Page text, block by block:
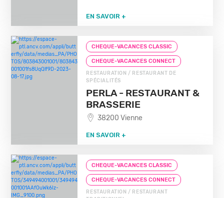
EN SAVOIR +
CHEQUE-VACANCES CLASSIC
CHEQUE-VACANCES CONNECT
RESTAURATION / RESTAURANT DE
SPÉCIALITÉS
PERLA - RESTAURANT &
BRASSERIE
38200 Vienne
EN SAVOIR +
CHEQUE-VACANCES CLASSIC
CHEQUE-VACANCES CONNECT
RESTAURATION / RESTAURANT